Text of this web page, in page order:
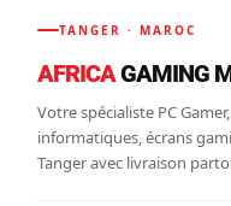
TANGER · MAROC
AFRICAGAMING
Votre spécialiste PC
informatiques, écrans
Tanger avec livraison